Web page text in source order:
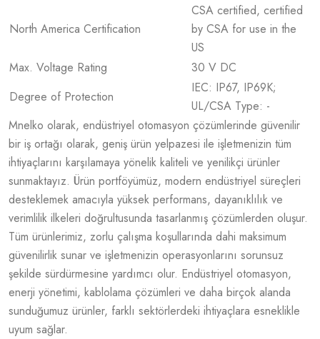
North America Certification
CSA certified, certified
by CSA for use in the
US
Max. Voltage Rating
30 V DC
Degree of Protection
IEC: IP67, IP69K;
UL/CSA Type: -
Mnelko olarak, endüstriyel otomasyon çözümlerinde güvenilir
bir iş ortağı olarak, geniş ürün yelpazesi ile işletmenizin tüm
ihtiyaçlarını karşılamaya yönelik kaliteli ve yenilikçi ürünler
sunmaktayız. Ürün portföyümüz, modern endüstriyel süreçleri
desteklemek amacıyla yüksek performans, dayanıklılık ve
verimlilik ilkeleri doğrultusunda tasarlanmış çözümlerden oluşur.
Tüm ürünlerimiz, zorlu çalışma koşullarında dahi maksimum
güvenilirlik sunar ve işletmenizin operasyonlarını sorunsuz
şekilde sürdürmesine yardımcı olur. Endüstriyel otomasyon,
enerji yönetimi, kablolama çözümleri ve daha birçok alanda
sunduğumuz ürünler, farklı sektörlerdeki ihtiyaçlara esneklikle
uyum sağlar.